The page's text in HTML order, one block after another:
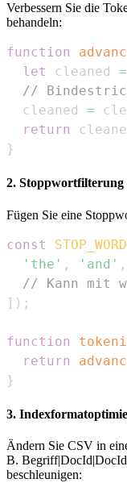
Verbessern Sie die
behandeln:
function
let
cleaned =
//
  cleaned
=
return
}
2. Stoppwortfilterung
Fügen Sie eine
const
'the' , 'and' ,
// Kann mit
] ) ;
function
return
}
3.
Ändern Sie CSV in
B. Begriff|DocId|DocId
beschleunigen: